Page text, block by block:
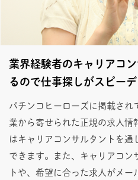
業界経験者のキャリアコ
るので仕事探しがスピー
パチンコヒーローズに掲載され
業から寄せられた正規の求人情
はキャリアコンサルタントを通
できます。また、キャリアコン
トや、希望に合った求人がメ